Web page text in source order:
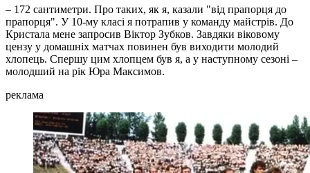
– 172 сантиметри. Про таких, як я, казали "від прапорця до
прапорця". У 10-му класі я потрапив у команду майстрів. До
Кристала мене запросив Віктор Зубков. Завдяки віковому
цензу у домашніх матчах повинен був виходити молодий
хлопець. Спершу цим хлопцем був я, а у наступному сезоні –
молодший на рік Юра Максимов.
реклама